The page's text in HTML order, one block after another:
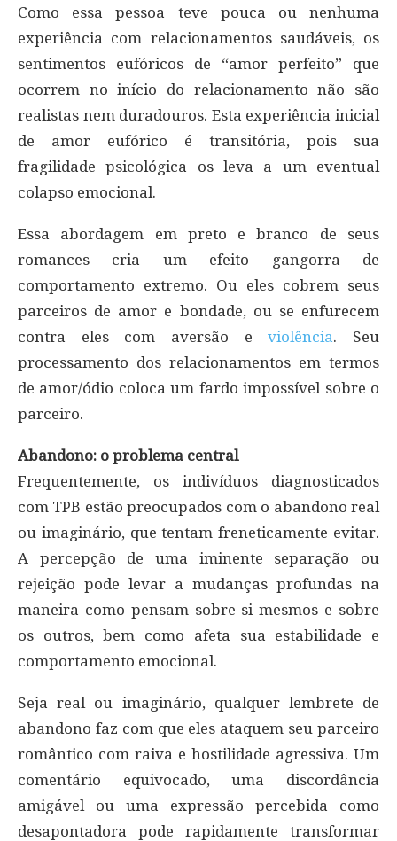
Como essa pessoa teve pouca ou nenhuma
experiência com relacionamentos saudáveis, os
sentimentos eufóricos de “amor perfeito” que
ocorrem no início do relacionamento não são
realistas nem duradouros. Esta experiência inicial
de amor eufórico é transitória, pois sua
fragilidade psicológica os leva a um eventual
colapso emocional.
Essa abordagem em preto e branco de seus
romances cria um efeito gangorra de
comportamento extremo. Ou eles cobrem seus
parceiros de amor e bondade, ou se enfurecem
contra eles com aversão eviolência. Seu
processamento dos relacionamentos em termos
de amor/ódio coloca um fardo impossível sobre o
parceiro.
Abandono: o problema central
Frequentemente, os indivíduos diagnosticados
com TPB estão preocupados com o abandono real
ou imaginário, que tentam freneticamente evitar.
A percepção de uma iminente separação ou
rejeição pode levar a mudanças profundas na
maneira como pensam sobre si mesmos e sobre
os outros, bem como afeta sua estabilidade e
comportamento emocional.
Seja real ou imaginário, qualquer lembrete de
abandono faz com que eles ataquem seu parceiro
romântico com raiva e hostilidade agressiva. Um
comentário equivocado, uma discordância
amigável ou uma expressão percebida como
desapontadora pode rapidamente transformar